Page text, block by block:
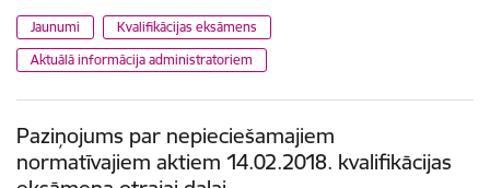
Jaunumi
Kvalifikācijas eksāmens
Aktuālā informācija administratoriem
Paziņojums par nepieciešamajiem
normatīvajiem aktiem 14.02.2018. kvalifikācijas